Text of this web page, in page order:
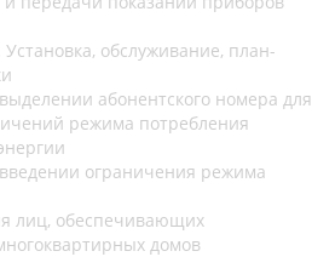
обслуживание, план-
абонентского номера для
режима потребления
ограничения режима
лиц, обеспечивающих
домов